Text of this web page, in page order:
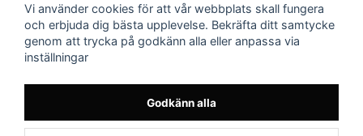
060-566 800
info@filter.se
559163-1972
Vi använder cookies för att vår webbplats skall fungera
och erbjuda dig bästa upplevelse. Bekräfta ditt samtycke
genom att trycka på godkänn alla eller anpassa via
inställningar
Godkänn alla